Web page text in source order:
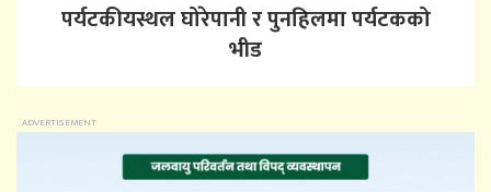
पर्यटकीयस्थल घोरेपानी र पुनहिलमा पर्यटकको
भीड